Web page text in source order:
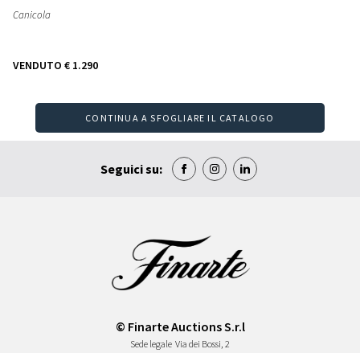
Canicola
VENDUTO € 1.290
CONTINUA A SFOGLIARE IL CATALOGO
Seguici su:
© Finarte Auctions S.r.l
Sede legale Via dei Bossi, 2